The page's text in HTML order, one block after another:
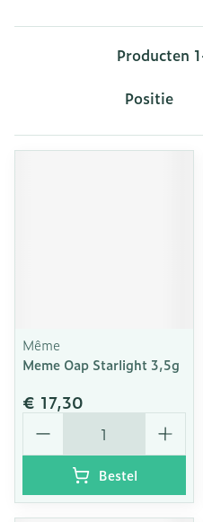
Producten 1
Sorteer op:
Même
Meme Oap Starlight 3,5g
€ 17,30
Aantal
Bestel